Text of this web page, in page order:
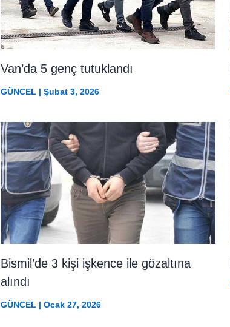
Van’da 5 genç tutuklandı
GÜNCEL | Şubat 3, 2026
Bismil’de 3 kişi işkence ile gözaltına
alındı
GÜNCEL | Ocak 27, 2026